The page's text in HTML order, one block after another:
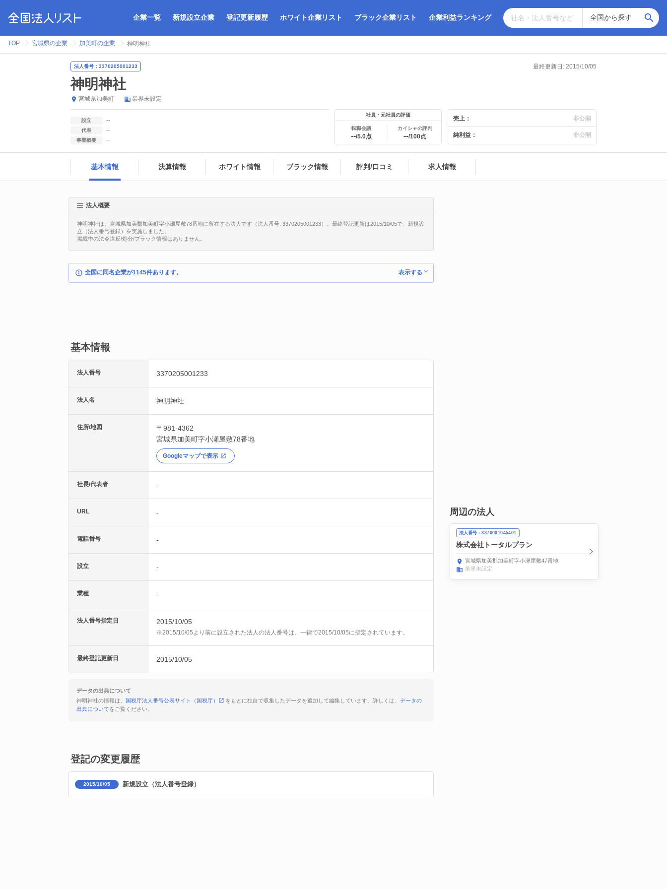
企業一覧 新規設立企業 登記更新履歴 ホワイト企業リスト ブラック企業リスト 企業利益ランキング
TOP 宮城県の企業 加美町の企業 神明神社
法人番号：3370205001233 最終更新日: 2015/10/05
神明神社
宮城県加美町 業界未設定
設立 --
代表 --
事業概要 --
社員・元社員の評価
転職会議
--/5.0点
カイシャの評判
--/100点
売上： 非公開
純利益： 非公開
基本情報 決算情報 ホワイト情報 ブラック情報 評判/口コミ 求人情報
法人概要
神明神社は、宮城県加美郡加美町字小瀬屋敷78番地に所在する法人です（法人番号: 3370205001233）。最終登記更新は2015/10/05で、新規設
立（法人番号登録）を実施しました。
掲載中の法令違反/処分/ブラック情報はありません。
全国に同名企業が1145件あります。 表示する
基本情報
法人番号 3370205001233
法人名 神明神社
住所/地図
〒981-4362
宮城県加美町字小瀬屋敷78番地
Googleマップで表示
社長/代表者 -
URL -
電話番号 -
設立 -
業種 -
法人番号指定日 2015/10/05
※2015/10/05より前に設立された法人の法人番号は、一律で2015/10/05に指定されています。
最終登記更新日 2015/10/05
データの出典について
神明神社の情報は、
国税庁法人番号公表サイト（国税庁） をもとに独自で収集したデータを追加して編集しています。詳しくは、 データの
出典についてをご覧ください。
登記の変更履歴
2015/10/05 新規設立（法人番号登録）
周辺の法人
法人番号：3370001045401
株式会社トータルプラン
宮城県加美郡加美町字小瀬屋敷47番地
業界未設定